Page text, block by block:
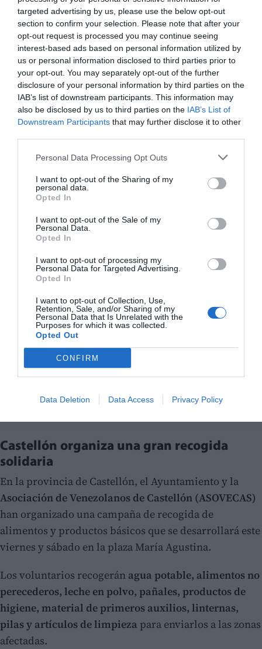
targeted advertising by us, please use the below opt-out
section to confirm your selection. Please note that after your
opt-out request is processed you may continue seeing
interest-based ads based on personal information utilized by
us or personal information disclosed to third parties prior to
your opt-out. You may separately opt-out of the further
disclosure of your personal information by third parties on the
IAB’s list of downstream participants. This information may
also be disclosed by us to third parties on the IAB’s List of
Downstream Participants that may further disclose it to other
Personal Data Processing Opt Outs
I want to opt-out of the Sharing of my
personal data.
Opted In
I want to opt-out of the Sale of my
Personal Data.
Opted In
I want to opt-out of processing my
Personal Data for Targeted Advertising.
Opted In
I want to opt-out of Collection, Use,
Retention, Sale, and/or Sharing of my
Personal Data that Is Unrelated with the
Purposes for which it was collected.
Opted Out
CONFIRM
Data Deletion Data Access Privacy Policy
La responsable de la asociación viajará personalmente
a Venezuela para colaborar en la distribución de la
ayuda y participar en las labores de apoyo sobre el
terreno.
Castellón organiza una gran recogida
solidaria
En la provincia de Castellón, el Ayuntamiento y la
Asociación de Venezolanos de Castellón (ASOVECAS)
han organizado una campaña de recogida de
alimentos y productos básicos que se desarrollará este
viernes y sábado en la plaza María Agustina.
Los voluntarios recogerán agua potable, alimentos no
perecederos, leche en polvo, pañales, productos de
higiene, material de primeros auxilios, linternas,
pilas y artículos de limpieza para enviarlos a las zonas
afectadas.